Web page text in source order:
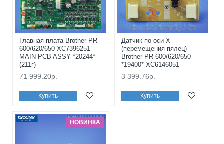
Главная плата Brother PR-
600/620/650 XC7396251
MAIN PCB ASSY *20244*
(211г)
71 999.20р.
Купить
Датчик по оси Х
(перемещения пялец)
Brother PR-600/620/650
*19400* XC6146051
3 399.76р.
Купить
НОВИНКА